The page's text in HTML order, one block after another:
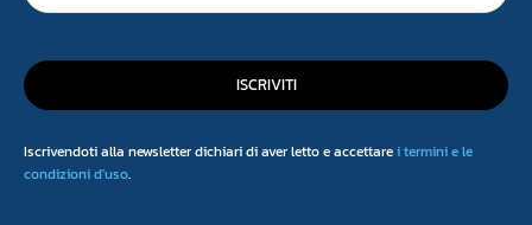
ISCRIVITI
Iscrivendoti alla newsletter dichiari di aver letto e accettarei termini e le
condizioni d'uso.